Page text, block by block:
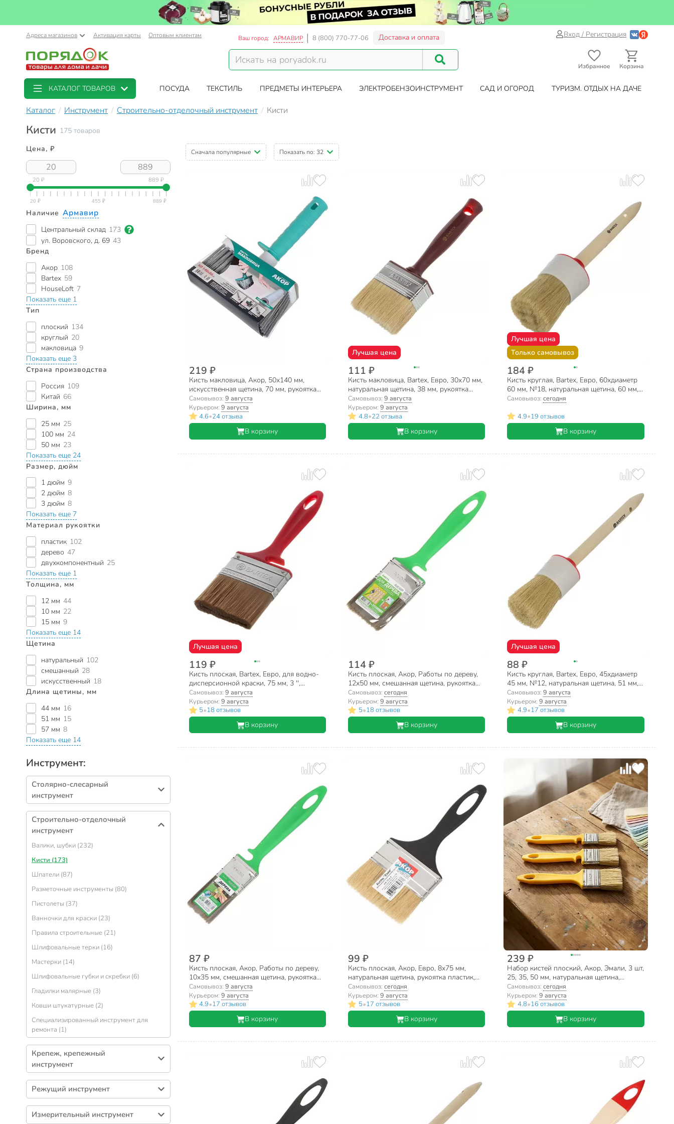
Адреса магазинов Активация карты Оптовым клиентам Ваш город: АРМАВИР 8 (800) 770-77-06 Доставка и оплата Вход / Регистрация
Избранное Корзина
КАТАЛОГ ТОВАРОВ ПОСУДА ТЕКСТИЛЬ ПРЕДМЕТЫ ИНТЕРЬЕРА ЭЛЕКТРОБЕНЗОИНСТРУМЕНТ САД И ОГОРОД ТУРИЗМ. ОТДЫХ НА ДАЧЕ
Каталог Инструмент Строительно-отделочный инструмент Кисти
Кисти 175 товаров
Цена, ₽
20 ₽ 889 ₽
Наличие Армавир
Центральный склад 173
ул. Воровского, д. 69 43
Бренд
Акор 108
Bartex 59
HouseLoft 7
Показать еще 1
Тип
плоский 134
круглый 20
макловица 9
Показать еще 3
Страна производства
Россия 109
Китай 66
Ширина, мм
25 мм 25
100 мм 24
50 мм 23
Показать еще 24
Размер, дюйм
1 дюйм 9
2 дюйм 8
3 дюйм 8
Показать еще 7
Материал рукоятки
пластик 102
дерево 47
двухкомпонентный 25
Показать еще 1
Толщина, мм
12 мм 44
10 мм 22
15 мм 9
Показать еще 14
Щетина
натуральный 102
смешанный 28
искусственный 18
Длина щетины, мм
44 мм 16
51 мм 15
57 мм 8
Показать еще 14
Инструмент:
Столярно-слесарный
инструмент
Ключи (155)
Ящики для инструментов (93)
Съемники (17)
Кувалды (16)
Ручки для инструмента (15)
Киянки (14)
Щетки по металлу (13)
Тиски (10)
Зубила (9)
Строительно-отделочный
инструмент
Валики, шубки (232)
Кисти (173)
Шпатели (87)
Разметочные инструменты (80)
Пистолеты (37)
Ванночки для краски (23)
Правила строительные (21)
Шлифовальные терки (16)
Мастерки (14)
Шлифовальные губки и скребки (6)
Гладилки малярные (3)
Ковши штукатурные (2)
Специализированный инструмент для
ремонта (1)
Крепеж, крепежный
инструмент
Хомуты (185)
Саморезы (161)
Гвозди (42)
Режущий инструмент
Ножовки (47)
Клещи (28)
Измерительный инструмент
Сначала популярные Показать по: 32
219 ₽
Кисть макловица, Акор, 50х140 мм,
искусственная щетина, 70 мм, рукоятка
двухкомпонентная, 146 50 140
Самовывоз: 9 августа
Курьером: 9 августа
4.6•24 отзыва
В корзину
Лучшая цена
111 ₽
Кисть макловица, Bartex, Евро, 30х70 мм,
натуральная щетина, 38 мм, рукоятка
пластик, 1117806
Самовывоз: 9 августа
Курьером: 9 августа
4.8•22 отзыва
В корзину
Лучшая цена
Только самовывоз
184 ₽
Кисть круглая, Bartex, Евро, 60хдиаметр
60 мм, №18, натуральная щетина, 60 мм,
рукоятка дерево, 1117618
Самовывоз:сегодня
4.9•19 отзывов
В корзину
Лучшая цена
119 ₽
Кисть плоская, Bartex, Евро, для водно-
дисперсионной краски, 75 мм, 3 '',
искусственная щетина, рукоятка пластик,
1127430
Самовывоз: 9 августа
Курьером: 9 августа
5•18 отзывов
В корзину
114 ₽
Кисть плоская, Акор, Работы по дереву,
12х50 мм, смешанная щетина, рукоятка
пластик, 174 12 050
Самовывоз: сегодня
Курьером: 9 августа
5•18 отзывов
В корзину
Лучшая цена
88 ₽
Кисть круглая, Bartex, Евро, 45хдиаметр
45 мм, №12, натуральная щетина, 51 мм,
рукоятка дерево, 1117612
Самовывоз:9 августа
Курьером:9 августа
4.9•17 отзывов
В корзину
87 ₽
Кисть плоская, Акор, Работы по дереву,
10х35 мм, смешанная щетина, рукоятка
пластик, 174 10 035
Самовывоз: 9 августа
Курьером: 9 августа
4.9•17 отзывов
В корзину
99 ₽
Кисть плоская, Акор, Евро, 8х75 мм,
натуральная щетина, рукоятка пластик,
120 08 075
Самовывоз: сегодня
Курьером: 9 августа
5•17 отзывов
В корзину
239 ₽
Набор кистей плоский, Акор, Эмали, 3 шт,
25, 35, 50 мм, натуральная щетина,
рукоятка пластик, 172 25 050
Самовывоз:сегодня
Курьером:9 августа
4.8•16 отзывов
В корзину